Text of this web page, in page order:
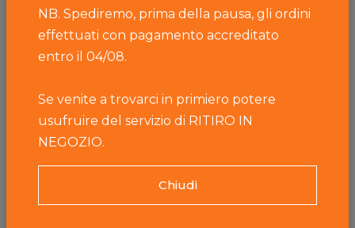
Caseificio Primiero
Confezione Regalo
A partire da
NB. Spediremo, prima della pausa, gli ordini
effettuati con pagamento accreditato
entro il 04/08.
Se venite a trovarci in primiero potere
usufruire del servizio di RITIRO IN
NEGOZIO.
Chiudi